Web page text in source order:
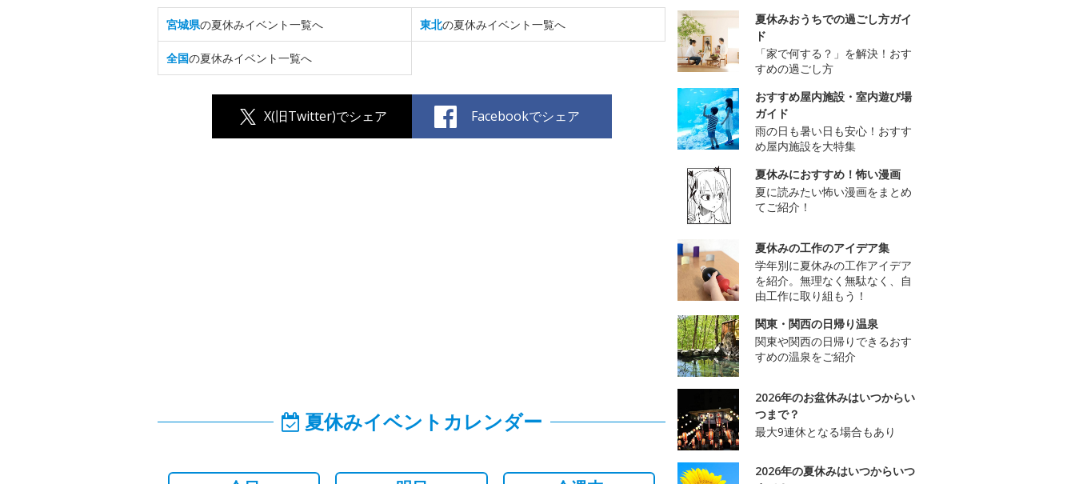
宮城県の夏休みイベント一覧へ 東北の夏休みイベント一覧へ
全国の夏休みイベント一覧へ
X(旧Twitter)でシェア Facebookでシェア
夏休みイベントカレンダー
夏休みおうちでの過ごし方ガイ
ド
「家で何する？」を解決！おす
すめの過ごし方
おすすめ屋内施設・室内遊び場
ガイド
雨の日も暑い日も安心！おすす
め屋内施設を大特集
夏休みにおすすめ！怖い漫画
夏に読みたい怖い漫画をまとめ
てご紹介！
夏休みの工作のアイデア集
学年別に夏休みの工作アイデア
を紹介。無理なく無駄なく、自
由工作に取り組もう！
関東・関西の日帰り温泉
関東や関西の日帰りできるおす
すめの温泉をご紹介
2026年のお盆休みはいつからい
つまで？
最大9連休となる場合もあり
2026年の夏休みはいつからいつ